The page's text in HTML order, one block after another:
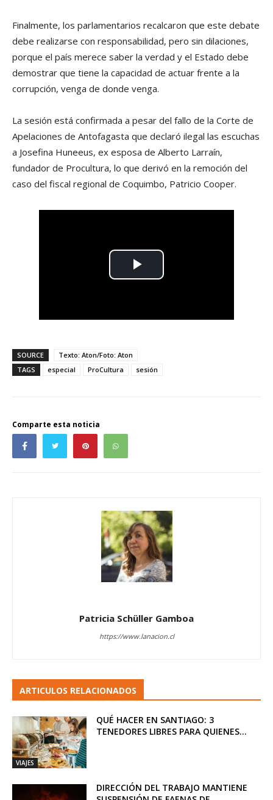
Finalmente, los parlamentarios recalcaron que este debate
debe realizarse con responsabilidad, pero sin dilaciones,
porque el país merece saber la verdad y el Estado debe
demostrar que tiene la capacidad de actuar frente a la
corrupción, venga de donde venga.
La sesión está confirmada a pesar del fallo de la Corte de
Apelaciones de Antofagasta que declaró ilegal las escuchas
a Josefina Huneeus, ex esposa de Alberto Larraín,
fundador de Procultura, lo que derivó en la remoción del
caso del fiscal regional de Coquimbo, Patricio Cooper.
SOURCE
Texto: Aton/Foto: Aton
TAGS
especial ProCultura sesión
Comparte esta noticia
Patricia Schüller Gamboa
https://www.lanacion.cl
ARTICULOS RELACIONADOS
VIAJES
QUÉ HACER EN SANTIAGO: 3
TENEDORES LIBRES PARA QUIENES...
DIRECCIÓN DEL TRABAJO MANTIENE